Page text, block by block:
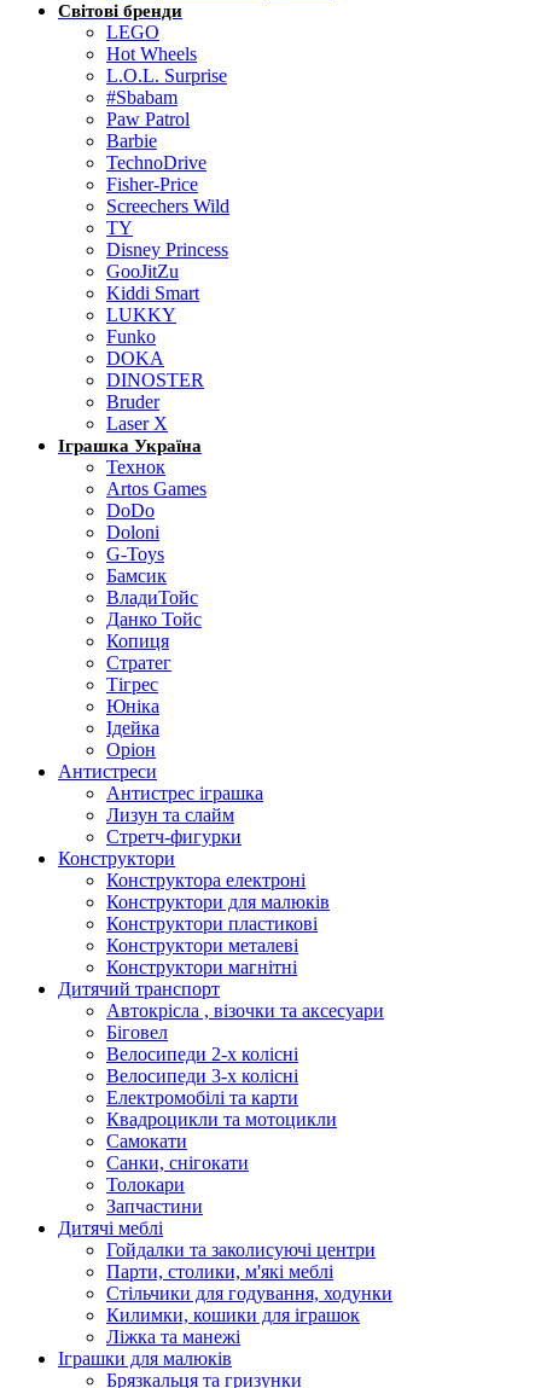
Світові бренди
LEGO
Hot Wheels
L.O.L. Surprise
#Sbabam
Paw Patrol
Barbie
TechnoDrive
Fisher-Price
Screechers Wild
TY
Disney Princess
GooJitZu
Kiddi Smart
LUKKY
Funko
DOKA
DINOSTER
Bruder
Laser X
Іграшка Україна
Технок
Artos Games
DoDo
Doloni
G-Toys
Бамсик
ВладиТойс
Данко Тойс
Копиця
Стратег
Тігрес
Юніка
Ідейка
Оріон
Антистреси
Антистрес іграшка
Лизун та слайм
Стретч-фигурки
Конструктори
Конструктора електроні
Конструктори для малюків
Конструктори пластикові
Конструктори металеві
Конструктори магнітні
Дитячий транспорт
Автокрісла , візочки та аксесуари
Біговел
Велосипеди 2-х колісні
Велосипеди 3-х колісні
Електромобілі та карти
Квадроцикли та мотоцикли
Самокати
Санки, снігокати
Толокари
Запчастини
Дитячі меблі
Гойдалки та заколисуючі центри
Парти, столики, м'які меблі
Стільчики для годування, ходунки
Килимки, кошики для іграшок
Ліжка та манежі
Іграшки для малюків
Брязкальця та гризунки